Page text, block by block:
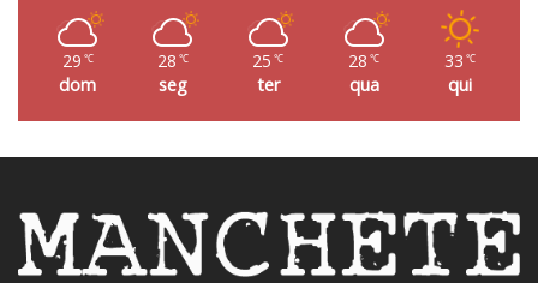
29 ℃
dom
28 ℃
seg
25 ℃
ter
28 ℃
qua
33 ℃
qui